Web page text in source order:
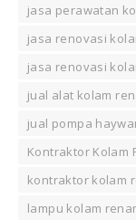
jasa perawatan
jasa renovasi
jasa renovasi
jual alat kolam
jual pompa
Kontraktor Kolam
kontraktor kolam
lampu kolam